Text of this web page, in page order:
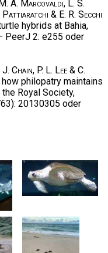
A. Marcovaldi, L. S.
& E. R. Secchi
hybrids at Bahia,
PeerJ 2: e255 oder
Chain, P. L. Lee & C.
philopatry maintains
Royal Society,
20130305 oder